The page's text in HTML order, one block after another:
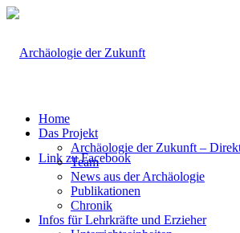
Link zu Facebook
Home
Das Projekt
Archäologie der Zukunft –
Team
News aus der Archäologie
Publikationen
Chronik
Infos für Lehrkräfte und Erzieher